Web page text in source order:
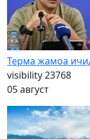
Терма жамоа
visibility23768
05 август